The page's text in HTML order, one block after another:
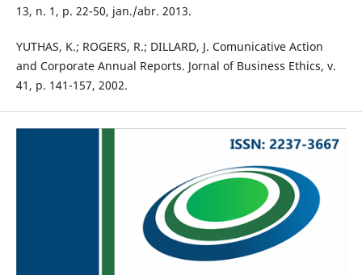
13, n. 1, p. 22-50, jan./abr. 2013.
YUTHAS, K.; ROGERS, R.; DILLARD, J. Comunicative Action
and Corporate Annual Reports. Jornal of Business Ethics, v.
41, p. 141-157, 2002.